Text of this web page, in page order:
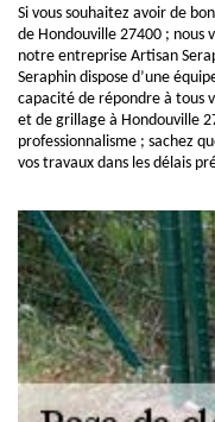
Si vous souhaitez avoir de
de Hondouville 27400 ; nous
notre entreprise Artisan
Seraphin dispose d’une
capacité de répondre à tous
et de grillage à Hondouville
professionnalisme ; sachez
vos travaux dans les délais